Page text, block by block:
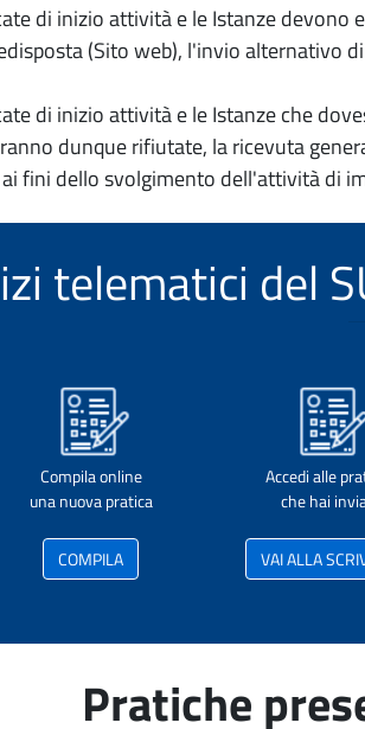
di inizio attività e le Istanze
(Sito web), l'invio alternativo
di inizio attività e le Istanze che
dunque rifiutate, la ricevuta
fini dello svolgimento dell'attività di
telematici del
Compila online
una nuova pratica
COMPILA
Accedi alle
che hai
VAI ALLA
Pratiche